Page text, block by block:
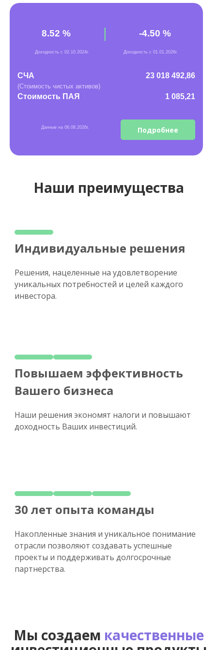
8.52 % | -4.50 %
Доходность с 02.10.2024г. Доходность с 01.01.2026г.
СЧА 23 018 492,86
(Стоимость чистых активов)
Стоимость ПАЯ 1 085,21
Данные на 06.08.2026г. Подробнее
Наши преимущества
Индивидуальные решения
Решения, нацеленные на удовлетворение
уникальных потребностей и целей каждого
инвестора.
Повышаем эффективность
Вашего бизнеса
Наши решения экономят налоги и повышают
доходность Ваших инвестиций.
30 лет опыта команды
Накопленные знания и уникальное понимание
отрасли позволяют создавать успешные
проекты и поддерживать долгосрочные
партнерства.
Мы создаем качественные